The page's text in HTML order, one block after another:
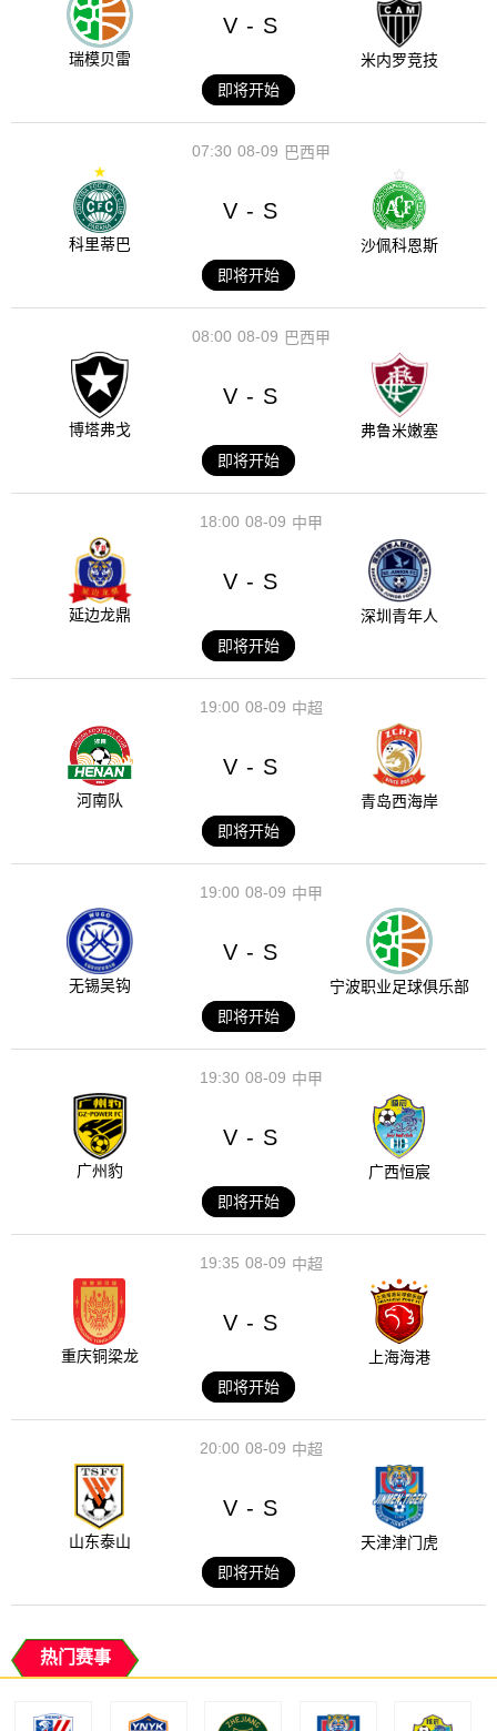
瑞模贝雷
V - S
米内罗竞技
即将开始
08-09
07:30 巴西甲
科里蒂巴
V - S
沙佩科恩斯
即将开始
08-09
08:00 巴西甲
博塔弗戈
V - S
弗鲁米嫩塞
即将开始
08-09
18:00 中甲
延边龙鼎
V - S
深圳青年人
即将开始
08-09
19:00 中超
河南队
V - S
青岛西海岸
即将开始
08-09
19:00 中甲
无锡吴钩
V - S
宁波职业足球俱乐部
即将开始
08-09
19:30 中甲
广州豹
V - S
广西恒宸
即将开始
08-09
19:35 中超
重庆铜梁龙
V - S
上海海港
即将开始
08-09
20:00 中超
山东泰山
V - S
天津津门虎
即将开始
热门赛事